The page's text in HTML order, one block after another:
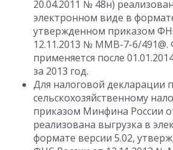
20.04.2011 № 48н)
электронном виде в
утвержденном приказом
12.11.2013 № ММВ-7-6/491@.
применяется после
за 2013 год.
Для налоговой декларации
сельскохозяйственному
приказом Минфина России
реализована выгрузка в
формате версии 5.02,